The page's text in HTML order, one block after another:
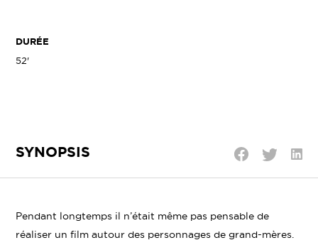
DURÉE
52'
SYNOPSIS
Pendant longtemps il n’était même pas pensable de
réaliser un film autour des personnages de grand-mères.